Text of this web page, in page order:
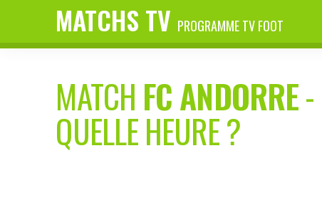
MATCHS TV PROGRAMME TV FOOT
MATCH FC ANDORRE-
QUELLE HEURE ?